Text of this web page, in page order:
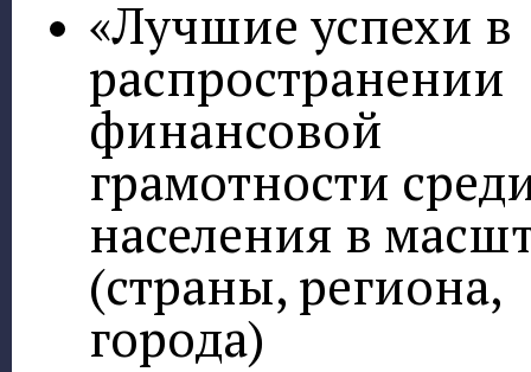
«Лучшие успехи в
распространении
финансовой
грамотности
населения в
(страны, региона,
города)